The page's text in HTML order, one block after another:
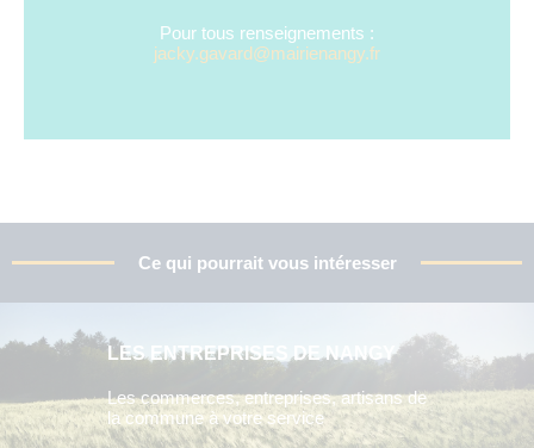
Pour tous renseignements :
jacky.gavard@mairienangy.fr
Ce qui pourrait vous intéresser
LES ENTREPRISES DE NANGY
Les commerces, entreprises, artisans de
la commune à votre service